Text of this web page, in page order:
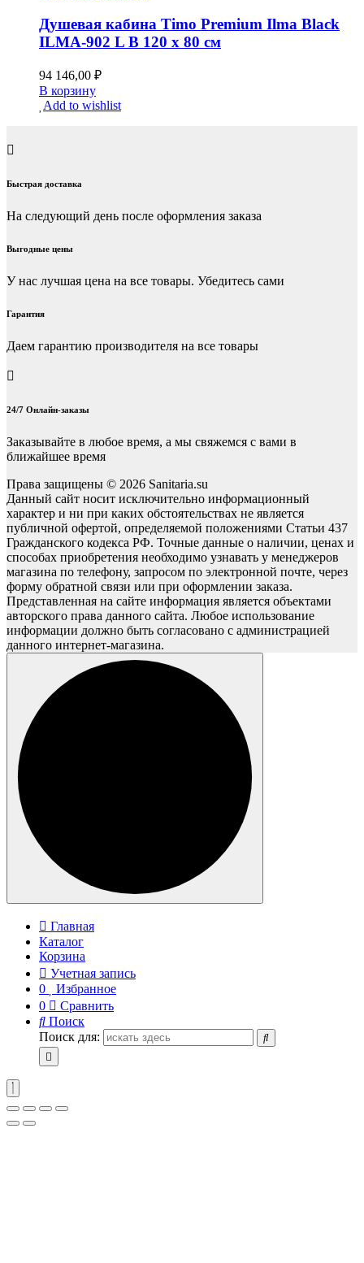
Душевая кабина Timo Premium Ilma Black
ILMA-902 L B 120 x 80 см
94 146,00 ₽
В корзину
Add to wishlist
Быстрая доставка
На следующий день после оформления заказа
Выгодные цены
У нас лучшая цена на все товары. Убедитесь сами
Гарантия
Даем гарантию производителя на все товары
24/7 Онлайн-заказы
Заказывайте в любое время, а мы свяжемся с вами в
ближайшее время
Права защищены © 2026 Sanitaria.su
Данный сайт носит исключительно информационный
характер и ни при каких обстоятельствах не является
публичной офертой, определяемой положениями Статьи 437
Гражданского кодекса РФ. Точные данные о наличии, ценах и
способах приобретения необходимо узнавать у менеджеров
магазина по телефону, запросом по электронной почте, через
форму обратной связи или при оформлении заказа.
Представленная на сайте информация является объектами
авторского права данного сайта. Любое использование
информации должно быть согласовано с администрацией
данного интернет-магазина.
Главная
Каталог
Корзина
Учетная запись
0
Избранное
0
Сравнить
Поиск
Поиск для: